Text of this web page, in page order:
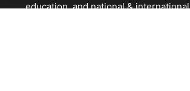
education, and national & international